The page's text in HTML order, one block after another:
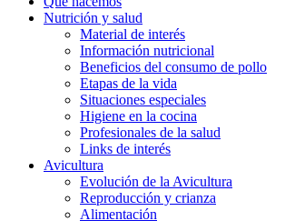
Nutrición y salud
Material de interés
Información nutricional
Beneficios del consumo de pollo
Etapas de la vida
Situaciones especiales
Higiene en la cocina
Profesionales de la salud
Links de interés
Avicultura
Evolución de la Avicultura
Reproducción y crianza
Alimentación